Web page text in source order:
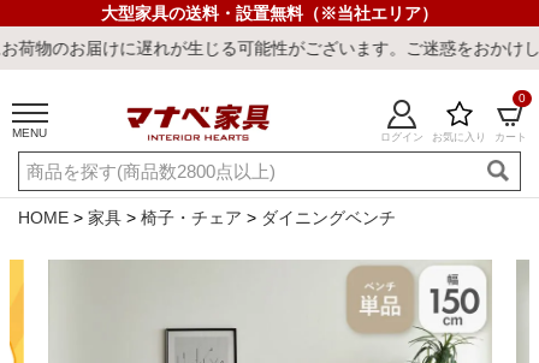
大型家具の送料・設置無料（※当社エリア）
遅れが生じる可能性がございます。ご迷惑をおかけしまして誠に
MENU ログイン お気に入り カート
0
ご利用ガイド 新規会員登録
店舗一覧 閲覧履歴
キーワード・商品番号で探す
HOME 家具 椅子・チェア ダイニングベンチ